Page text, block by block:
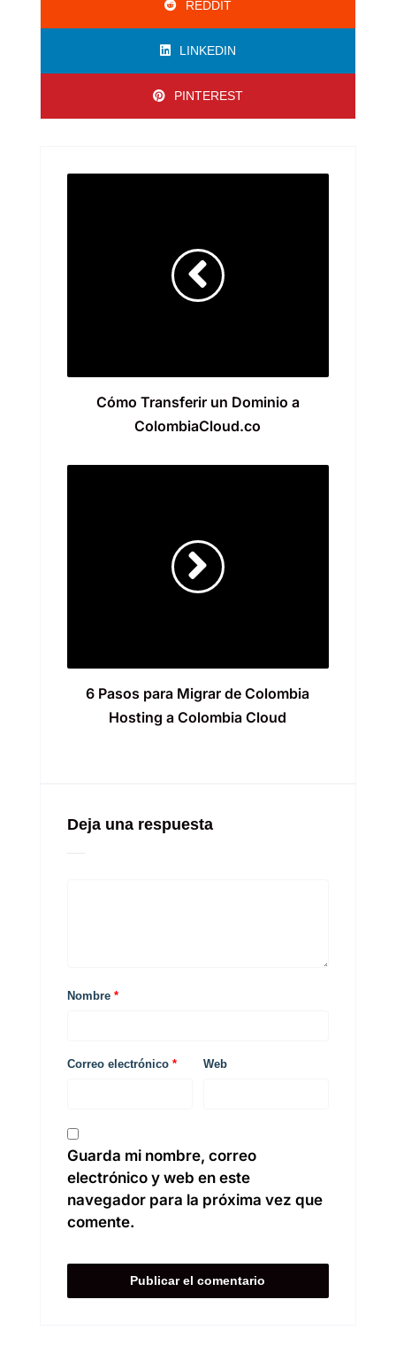
REDDIT
LINKEDIN
PINTEREST
Cómo Transferir un Dominio a
ColombiaCloud.co
6 Pasos para Migrar de Colombia
Hosting a Colombia Cloud
Deja una respuesta
Nombre *
Correo electrónico * Web
Guarda mi nombre, correo
electrónico y web en este
navegador para la próxima vez que
comente.